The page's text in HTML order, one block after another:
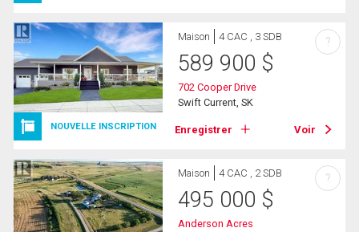
NOUVELLE INSCRIPTION
Maison 4 CAC , 3 SDB
589 900 $
702 Cooper Drive
Swift Current, SK
Enregistrer Voir
?
Maison 4 CAC , 2 SDB
495 000 $
Anderson Acres
?